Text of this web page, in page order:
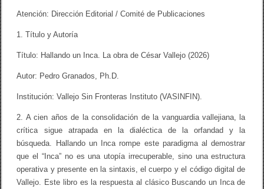
Atención: Dirección Editorial / Comité de Publicaciones
1. Título y Autoría
Título: Hallando un Inca. La obra de César Vallejo (2026)
Autor: Pedro Granados, Ph.D.
Institución: Vallejo Sin Fronteras Instituto (VASINFIN).
2. A cien años de la consolidación de la vanguardia vallejiana, la
crítica sigue atrapada en la dialéctica de la orfandad y la
búsqueda. Hallando un Inca rompe este paradigma al demostrar
que el “Inca” no es una utopía irrecuperable, sino una estructura
operativa y presente en la sintaxis, el cuerpo y el código digital de
Vallejo. Este libro es la respuesta al clásico Buscando un Inca de